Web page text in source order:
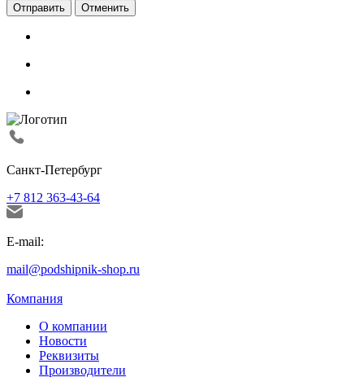
Отменить
Санкт-Петербург
+7 812 363-43-64
E-mail:
mail@podshipnik-shop.ru
Компания
О компании
Новости
Реквизиты
Производители